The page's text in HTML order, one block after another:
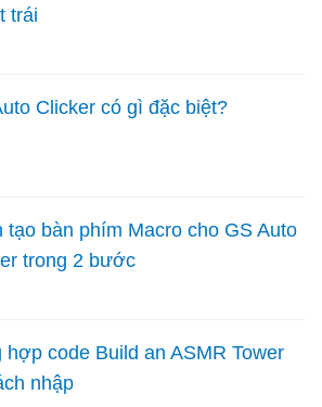
trái
Clicker có gì đặc biệt?
tạo bàn phím Macro cho GS Auto
trong 2 bước
hợp code Build an ASMR Tower
nhập